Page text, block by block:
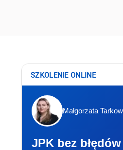
SZKOLENIE ONLINE
Małgorzata
JPK bez błędów